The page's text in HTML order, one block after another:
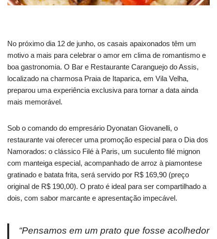
No próximo dia 12 de junho, os casais apaixonados têm um
motivo a mais para celebrar o amor em clima de romantismo e
boa gastronomia. O Bar e Restaurante Caranguejo do Assis,
localizado na charmosa Praia de Itaparica, em Vila Velha,
preparou uma experiência exclusiva para tornar a data ainda
mais memorável.
Sob o comando do empresário Dyonatan Giovanelli, o
restaurante vai oferecer uma promoção especial para o Dia dos
Namorados: o clássico Filé à Paris, um suculento filé mignon
com manteiga especial, acompanhado de arroz à piamontese
gratinado e batata frita, será servido por R$ 169,90 (preço
original de R$ 190,00). O prato é ideal para ser compartilhado a
dois, com sabor marcante e apresentação impecável.
“Pensamos em um prato que fosse acolhedor